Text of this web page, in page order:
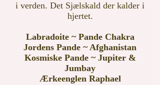
i verden. Det Sjælskald der kalder i
hjertet.
Labradoite ~ Pande Chakra
Jordens Pande ~ Afghanistan
Kosmiske Pande ~ Jupiter &
Jumbay
Ærkeenglen Raphael